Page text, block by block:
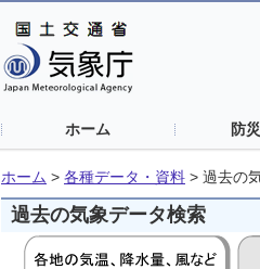
ホーム 防
ホーム > 各種データ・資料 > 過去の
過去の気象データ検索